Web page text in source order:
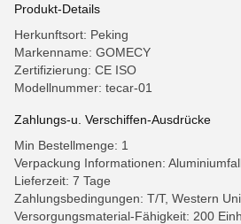
Produkt-Details
Herkunftsort: Peking
Markenname: GOMECY
Zertifizierung: CE ISO
Modellnummer: tecar-01
Zahlungs-u. Verschiffen-Ausdrücke
Min Bestellmenge: 1
Verpackung Informationen:
Lieferzeit: 7 Tage
Zahlungsbedingungen: T/T, Western
Versorgungsmaterial-Fähigkeit: 200